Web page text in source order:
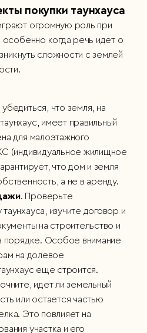
покупки таунхауса
огромную роль при
когда речь идет о
сложности с землей
что земля, на
имеет правильный
для малоэтажного
(индивидуальное жилищное
что дом и земля
а не в аренду.
. Проверьте
изучите договор и
на строительство и
порядке. Особое внимание
на долевое
еще строится.
идет ли земельный
или остается частью
Это повлияет на
участка и его